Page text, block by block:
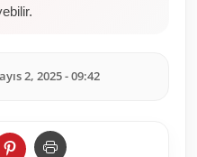
2, 2025 - 09:42